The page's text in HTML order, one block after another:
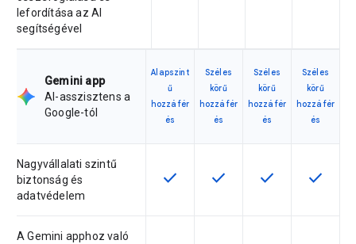
lefordítása az AI
segítségével
Gemini app
AI-asszisztens a
Google-tól
Alapszint
ű
hozzáfér
és
Széles
körű
hozzáfér
és
Széles
körű
hozzáfér
és
Széles
körű
hozzáfér
és
Nagyvállalati szintű
biztonság és
adatvédelem
Ez a funkció az adott
check Ez a funkció az adott
check Ez a funkció az
check Ez a
check
A Gemini apphoz való